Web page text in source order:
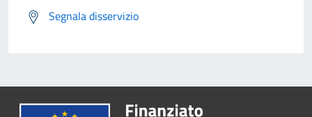
Segnala disservizio